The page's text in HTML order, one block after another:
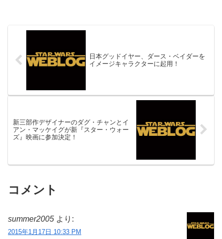
日本グッドイヤー、ダース・ベイダーを
イメージキャラクターに起用！
新三部作デザイナーのダグ・チャンとイ
アン・マッケイグが新『スター・ウォー
ズ』映画に参加決定！
コメント
summer2005 より:
2015年1月17日 10:33 PM